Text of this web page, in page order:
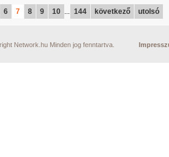
6 7 8 9 10 ... 144 következő utolsó
Network.hu Minden jog fenntartva.